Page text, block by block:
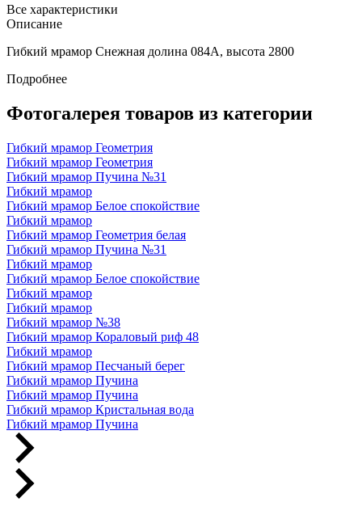
Все характеристики
Описание
Гибкий мрамор Снежная долина 084A, высота 2800
Подробнее
Фотогалерея товаров из категории
Гибкий мрамор Геометрия
Гибкий мрамор Геометрия
Гибкий мрамор Пучина №31
Гибкий мрамор
Гибкий мрамор Белое спокойствие
Гибкий мрамор
Гибкий мрамор Геометрия белая
Гибкий мрамор Пучина №31
Гибкий мрамор
Гибкий мрамор Белое спокойствие
Гибкий мрамор
Гибкий мрамор
Гибкий мрамор №38
Гибкий мрамор Кораловый риф 48
Гибкий мрамор
Гибкий мрамор Песчаный берег
Гибкий мрамор Пучина
Гибкий мрамор Пучина
Гибкий мрамор Кристальная вода
Гибкий мрамор Пучина